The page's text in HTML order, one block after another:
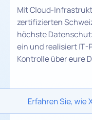
Mit Cloud-
zertifizierten
höchste
ein und realisiert IT-
Kontrolle über eure